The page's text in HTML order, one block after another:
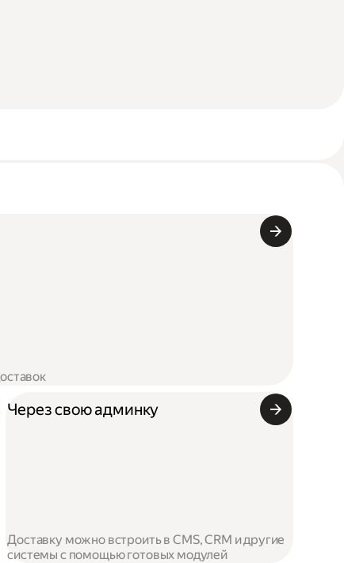
Через свою админку
Доставку можно встроить в CMS, CRM и другие
системы с помощью готовых модулей